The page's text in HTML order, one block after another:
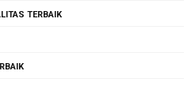
TERBAIK